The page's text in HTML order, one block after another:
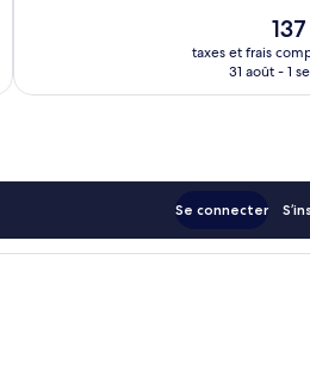
Le
prix
taxes et frais
31 août - 1
Se connecter